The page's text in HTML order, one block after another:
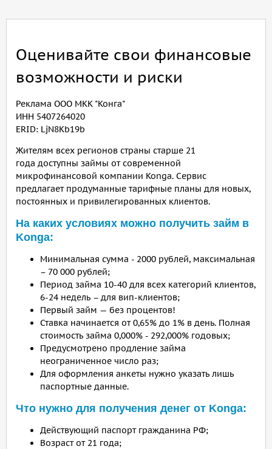
Оценивайте свои финансовые
возможности и риски
Реклама ООО МКК "Конга"
ИНН 5407264020
ERID: LjN8Kb19b
Жителям всех регионов страны старше 21
года доступны займы от современной
микрофинансовой компании Konga. Сервис
предлагает продуманные тарифные планы для новых,
постоянных и привилегированных клиентов.
На каких условиях можно получить займ в
Konga:
Минимальная сумма - 2000 рублей, максимальная
– 70 000 рублей;
Период займа 10-40 для всех категорий клиентов,
6-24 недель – для вип-клиентов;
Первый займ — без процентов!
Ставка начинается от 0,65% до 1% в день. Полная
стоимость займа 0,000% - 292,000% годовых;
Предусмотрено продление займа
неограниченное число раз;
Для оформления анкеты нужно указать лишь
паспортные данные.
Что нужно для получения денег от Konga:
Действующий паспорт гражданина РФ;
Возраст от 21 года;